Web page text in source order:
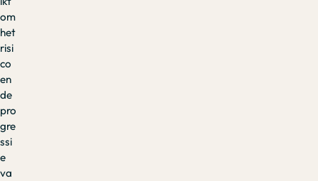
om
het
risi
co
en
de
pro
gre
ssi
e
va